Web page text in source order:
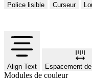
Police lisible Curseur
Align Text Espacement
Modules de couleur